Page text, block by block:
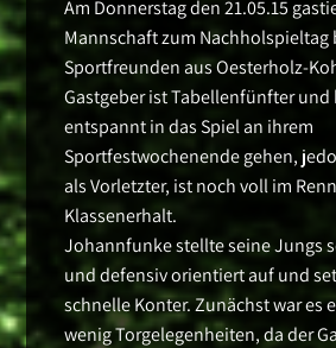
Am Donnerstag den 21.05.15
Mannschaft zum Nachholspieltag
Sportfreunden aus Oesterholz-
Gastgeber ist Tabellenfünfter
entspannt in das Spiel an ihrem
Sportfestwochenende gehen,
als Vorletzter, ist noch voll im
Klassenerhalt.
Johannfunke stellte seine Jungs
und defensiv orientiert auf und
schnelle Konter. Zunächst war es
wenig Torgelegenheiten, da der